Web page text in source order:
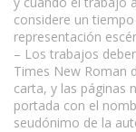
considere un
representación
– Los trabajos
Times New Roman
carta, y las páginas
portada con el
seudónimo de la